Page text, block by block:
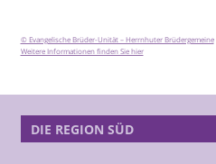
© Evangelische Brüder-Unität – Herrnhuter Brüdergemeine
Weitere Informationen finden Sie hier
DIE REGION SÜD